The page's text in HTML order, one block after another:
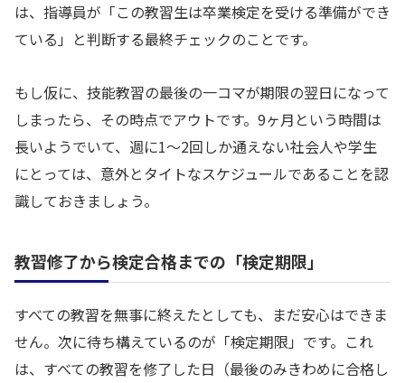
は、指導員が「この教習生は卒業検定を受ける準備ができ
ている」と判断する最終チェックのことです。
もし仮に、技能教習の最後の一コマが期限の翌日になって
しまったら、その時点でアウトです。9ヶ月という時間は
長いようでいて、週に1〜2回しか通えない社会人や学生
にとっては、意外とタイトなスケジュールであることを認
識しておきましょう。
教習修了から検定合格までの「検定期限」
すべての教習を無事に終えたとしても、まだ安心はできま
せん。次に待ち構えているのが「検定期限」です。これ
は、すべての教習を修了した日（最後のみきわめに合格し